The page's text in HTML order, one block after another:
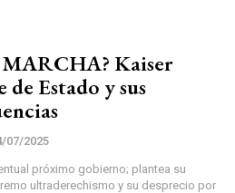
Kaiser
Estado y sus
07/2025
próximo gobierno; plantea su